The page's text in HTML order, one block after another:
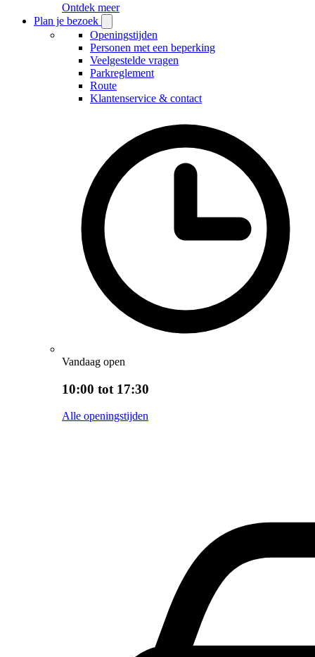
Ontdek meer
Plan je bezoek
Plan
je
bezoek
submenu
Openingstijden
Personen met een beperking
Veelgestelde vragen
Parkreglement
Route
Klantenservice & contact
Vandaag open
10:00 tot 17:30
Alle openingstijden